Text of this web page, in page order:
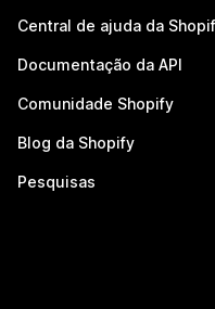
Central de ajuda da
Documentação da API
Comunidade Shopify
Blog da Shopify
Pesquisas